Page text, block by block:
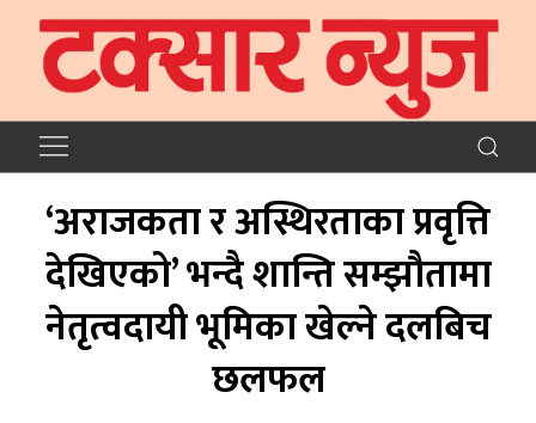
‘अराजकता र अस्थिरताका प्रवृत्ति
देखिएको’ भन्दै शान्ति सम्झौतामा
नेतृत्वदायी भूमिका खेल्ने दलबिच
छलफल